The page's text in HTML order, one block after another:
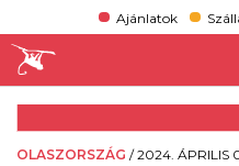
Ajánlatok
OLASZORSZÁG /2024. ÁPRILIS